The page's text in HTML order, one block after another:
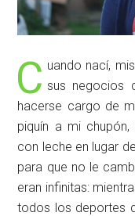
C uando nací,
sus negocios
hacerse cargo de
piquín a mi
con leche en lugar
para que no le
eran infinitas:
todos los deportes